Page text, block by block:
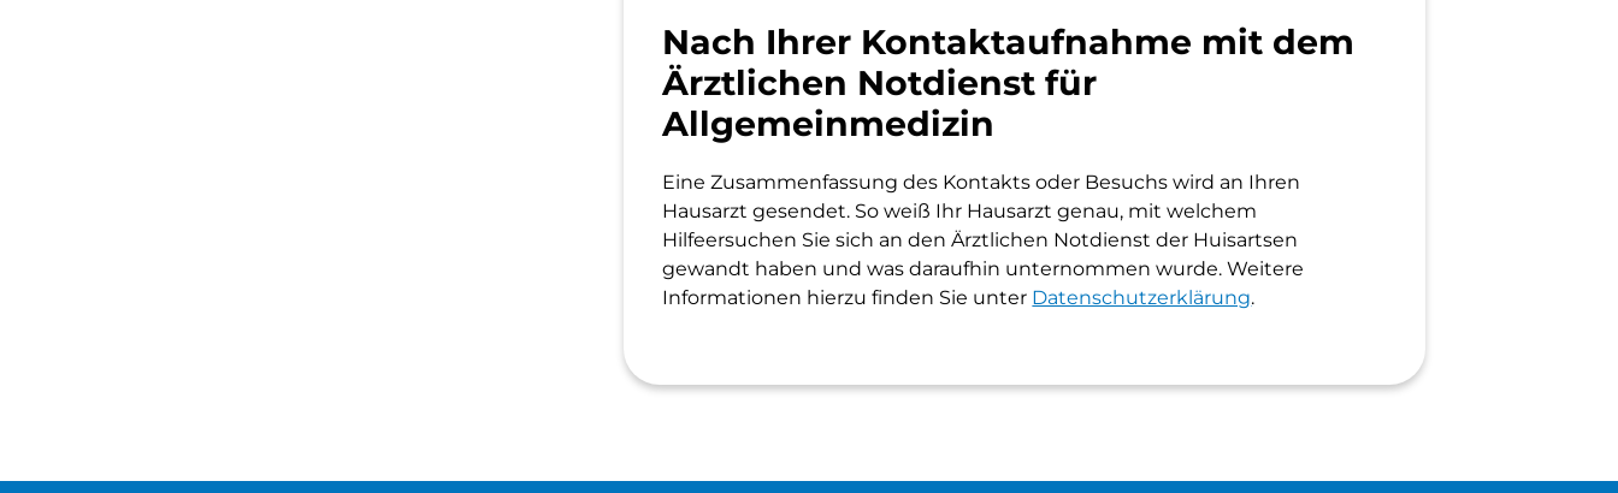
Nach Ihrer Kontaktaufnahme mit dem
Ärztlichen Notdienst für
Allgemeinmedizin
Eine Zusammenfassung des Kontakts oder Besuchs wird an Ihren
Hausarzt gesendet. So weiß Ihr Hausarzt genau, mit welchem
Hilfeersuchen Sie sich an den Ärztlichen Notdienst der Huisartsen
gewandt haben und was daraufhin unternommen wurde. Weitere
Informationen hierzu finden Sie unter Datenschutzerklärung.